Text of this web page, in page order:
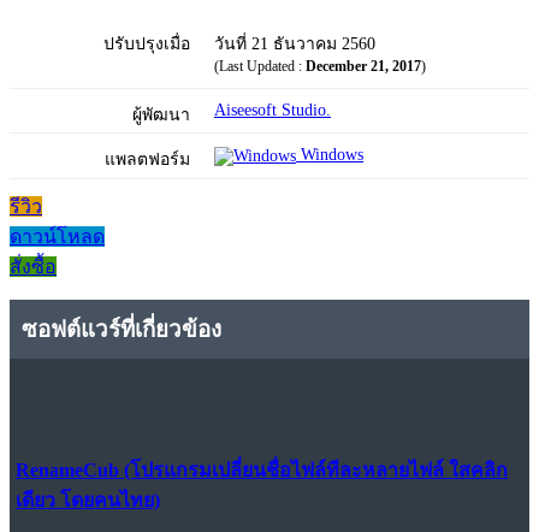
ปรับปรุงเมื่อ วันที่ 21 ธันวาคม 2560
(Last Updated : December 21, 2017)
ผู้พัฒนา Aiseesoft Studio.
แพลตฟอร์ม Windows
รีวิว
ดาวน์โหลด
สั่งซื้อ
ซอฟต์แวร์ที่เกี่ยวข้อง
RenameCub (โปรแกรมเปลี่ยนชื่อไฟล์ทีละหลายไฟล์ ใสคลิก
เดียว โดยคนไทย)